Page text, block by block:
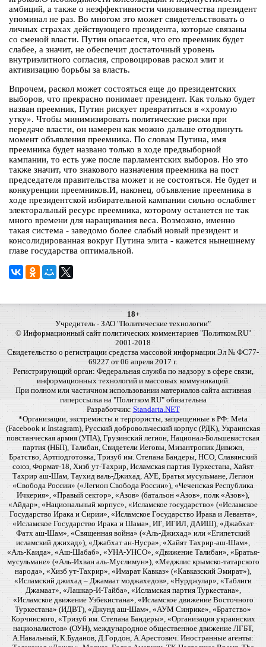
амбиций, а также о неэффективности чиновничества президент
упоминал не раз. Во многом это может свидетельствовать о
личных страхах действующего президента, которые связаны
со сменой власти. Путин опасается, что его преемник будет
слабее, а значит, не обеспечит достаточный уровень
внутриэлитного согласия, спровоцировав раскол элит и
активизацию борьбы за власть.
Впрочем, раскол может состояться еще до президентских
выборов, что прекрасно понимает президент. Как только будет
назван преемник, Путин рискует превратиться в «хромую
утку». Чтобы минимизировать политические риски при
передаче власти, он намерен как можно дальше отодвинуть
момент объявления преемника. По словам Путина, имя
преемника будет названо только в ходе предвыборной
кампании, то есть уже после парламентских выборов. Но это
также значит, что знакового назначения преемника на пост
председателя правительства может и не состояться. Не будет и
конкуренции преемников.И, наконец, объявление преемника в
ходе президентской избирательной кампании сильно ослабляет
электоральный ресурс преемника, которому останется не так
много времени для наращивания веса. Возможно, именно
такая система - заведомо более слабый новый президент и
консолидированная вокруг Путина элита - кажется нынешнему
главе государства оптимальной.
18+
Учредитель - ЗАО "Политические технологии"
© Информационный сайт политических комментариев "Политком.RU"
2001-2018
Свидетельство о регистрации средства массовой информации Эл № ФС77-
69227 от 06 апреля 2017 г.
Регистрирующий орган: Федеральная служба по надзору в сфере связи,
информационных технологий и массовых коммуникаций.
При полном или частичном использовании материалов сайта активная
гиперссылка на "Политком.RU" обязательна
Разработчик: Standarta.NET
*Организации, экстремисты и террористы, запрещенные в РФ: Meta
(Facebook и Instagram), Русский добровольческий корпус (РДК), Украинская
повстанческая армия (УПА), Грузинский легион, Национал-Большевистская
партия (НБП), Талибан, Свидетели Иеговы, Мизантропик Дивижн,
Братство, Артподготовка, Тризуб им. Степана Бандеры, НСО, Славянский
союз, Формат-18, Хизб ут-Тахрир, Исламская партия Туркестана, Хайят
Тахрир аш-Шам, Таухид валь-Джихад, АУЕ, Братья мусульмане, Легион
«Свобода России» («Легион Свобода России»), «Чеченская Республика
Ичкерия», «Правый сектор», «Азов» (батальон «Азов», полк «Азов»),
«Айдар», «Национальный корпус», «Исламское государство» («Исламское
Государство Ирака и Сирии», «Исламское Государство Ирака и Леванта»,
«Исламское Государство Ирака и Шама», ИГ, ИГИЛ, ДАИШ), «Джабхат
Фатх аш-Шам», «Священная война» («Аль-Джихад» или «Египетский
исламский джихад»), «Джабхат ан-Нусра», «Хайят Тахрир-аш-Шам»,
«Аль-Каида», «Аш-Шабаб», «УНА-УНСО», «Движение Талибан», «Братья-
мусульмане» («Аль-Ихван аль-Муслимун»), «Меджлис крымско-татарского
народа», «Хизб ут-Тахрир», «Имарат Кавказ» («Кавказский Эмират»),
«Исламский джихад – Джамаат моджахедов», «Нурджулар», «Таблиги
Джамаат», «Лашкар-И-Тайба», «Исламская партия Туркестана»,
«Исламское движение Узбекистана», «Исламское движение Восточного
Туркестана» (ИДВТ), «Джунд аш-Шам», «АУМ Синрике», «Братство»
Корчинского, «Тризуб им. Степана Бандеры», «Организация украинских
националистов» (ОУН), международное общественное движение ЛГБТ,
А.Навальный, К.Буданов, Д.Гордон, А.Арестович. Иностранные агенты: